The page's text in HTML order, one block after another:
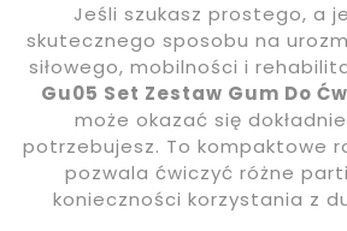
Jeśli szukasz prostego, a
skutecznego sposobu na
siłowego, mobilności i
Gu05 Set Zestaw Gum Do
może okazać się
potrzebujesz. To kompaktowe
pozwala ćwiczyć różne
konieczności korzystania z